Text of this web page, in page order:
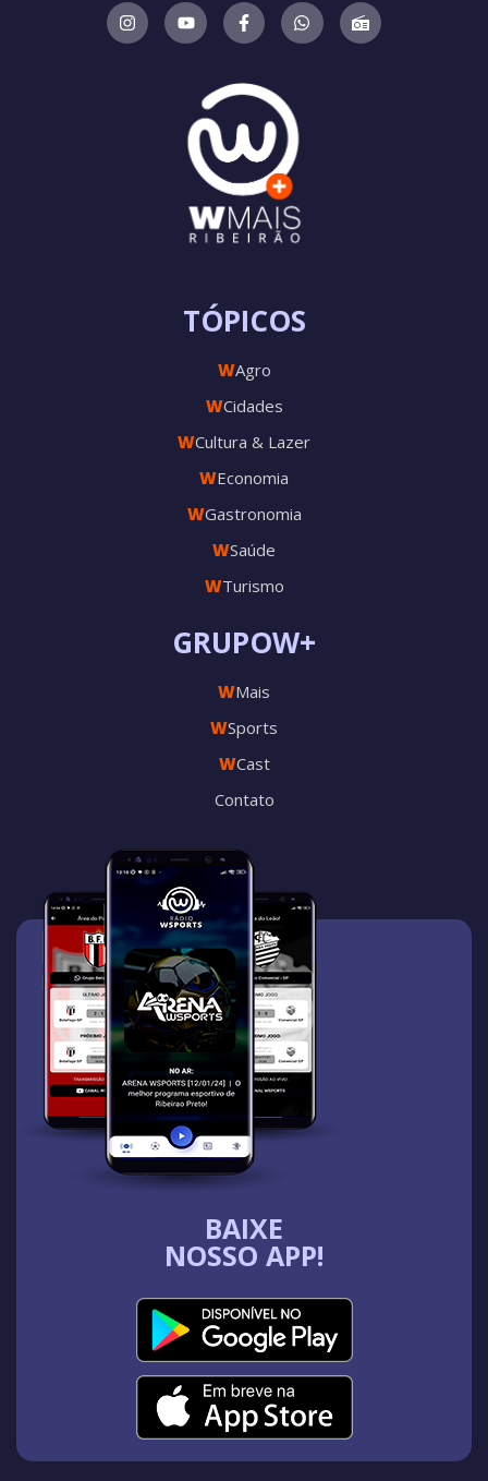
BAIXE
NOSSO APP!
GRUPOW+
WMais
WSports
WCast
Contato
TÓPICOS
WAgro
WCidades
WCultura & Lazer
WEconomia
WGastronomia
WSaúde
WTurismo